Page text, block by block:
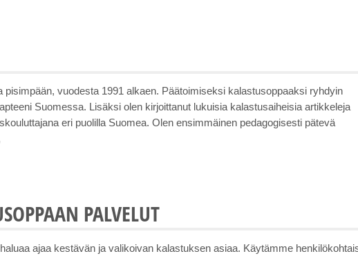
vuodesta 1991 alkaen. Päätoimiseksi kalastusoppaaksi ryhdyin
Suomessa. Lisäksi olen kirjoittanut lukuisia kalastusaiheisia artikkeleja
eri puolilla Suomea. Olen ensimmäinen pedagogisesti pätevä
PALVELUT
ajaa kestävän ja valikoivan kalastuksen asiaa. Käytämme